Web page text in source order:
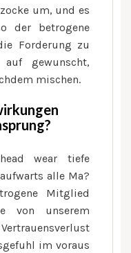
um, und es
der betrogene
Forderung zu
gewunscht,
mischen.
wear tiefe
alle Ma?
Mitglied
von unserem
im voraus